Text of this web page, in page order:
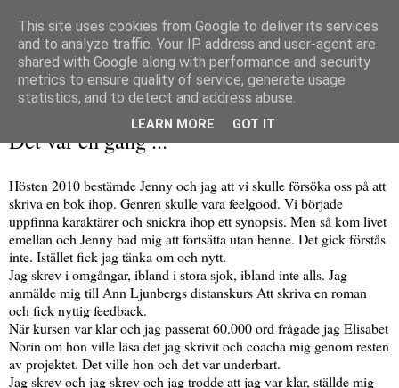
Det var en gång ...
Hösten 2010 bestämde Jenny och jag att vi skulle försöka oss på att
skriva en bok ihop. Genren skulle vara feelgood. Vi började
uppfinna karaktärer och snickra ihop ett synopsis. Men så kom livet
emellan och Jenny bad mig att fortsätta utan henne. Det gick förstås
inte. Istället fick jag tänka om och nytt.
Jag skrev i omgångar, ibland i stora sjok, ibland inte alls. Jag
anmälde mig till Ann Ljunbergs distanskurs Att skriva en roman
och fick nyttig feedback.
När kursen var klar och jag passerat 60.000 ord frågade jag Elisabet
Norin om hon ville läsa det jag skrivit och coacha mig genom resten
av projektet. Det ville hon och det var underbart.
Jag skrev och jag skrev och jag trodde att jag var klar, ställde mig
This site uses cookies from Google to deliver its services
and to analyze traffic. Your IP address and user-agent are
shared with Google along with performance and security
metrics to ensure quality of service, generate usage
statistics, and to detect and address abuse.
LEARN MORE GOT IT